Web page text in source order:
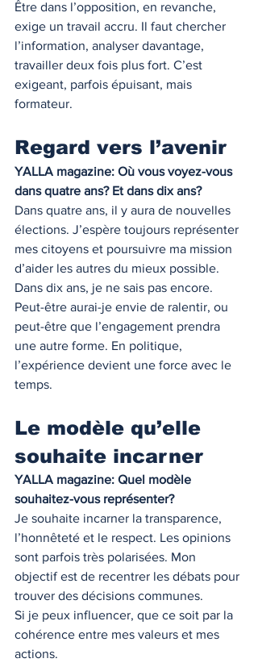
Être dans l’opposition, en revanche,
exige un travail accru. Il faut chercher
l’information, analyser davantage,
travailler deux fois plus fort. C’est
exigeant, parfois épuisant, mais
formateur.
Regard vers l’avenir
YALLA magazine: Où vous voyez-vous
dans quatre ans? Et dans dix ans?
Dans quatre ans, il y aura de nouvelles
élections. J’espère toujours représenter
mes citoyens et poursuivre ma mission
d’aider les autres du mieux possible.
Dans dix ans, je ne sais pas encore.
Peut-être aurai-je envie de ralentir, ou
peut-être que l’engagement prendra
une autre forme. En politique,
l’expérience devient une force avec le
temps.
Le modèle qu’elle
souhaite incarner
YALLA magazine: Quel modèle
souhaitez-vous représenter?
Je souhaite incarner la transparence,
l’honnêteté et le respect. Les opinions
sont parfois très polarisées. Mon
objectif est de recentrer les débats pour
trouver des décisions communes.
Si je peux influencer, que ce soit par la
cohérence entre mes valeurs et mes
actions.